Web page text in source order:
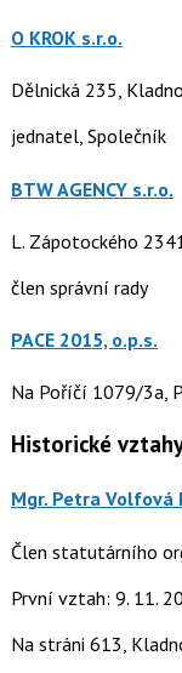
O KROK s.r.o.
Dělnická 235,
jednatel, Společník
BTW AGENCY s.r.o.
L. Zápotockého
člen správní rady
PACE 2015, o.p.s.
Na Poříčí 1079/3a,
Historické
Mgr. Petra Volfová
Člen statutárního
První vztah: 9. 11.
Na stráni 613,